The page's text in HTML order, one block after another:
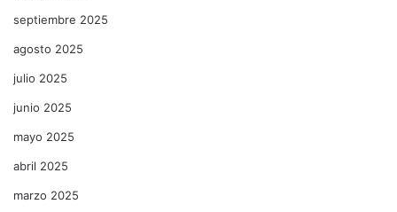
septiembre 2025
agosto 2025
julio 2025
junio 2025
mayo 2025
abril 2025
marzo 2025